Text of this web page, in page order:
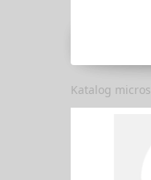
Katalog